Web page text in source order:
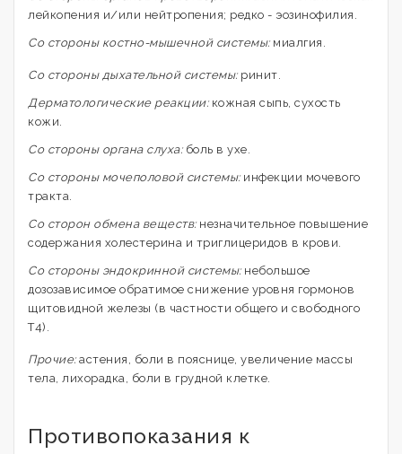
лейкопения и/или нейтропения; редко - эозинофилия.
Со стороны костно-мышечной системы:миалгия.
Со стороны дыхательной системы:ринит.
Дерматологические реакции:кожная сыпь, сухость
кожи.
Со стороны органа слуха:боль в ухе.
Со стороны мочеполовой системы:инфекции мочевого
тракта.
Со сторон обмена веществ:незначительное повышение
содержания холестерина и триглицеридов в крови.
Со стороны эндокринной системы:небольшое
дозозависимое обратимое снижение уровня гормонов
щитовидной железы (в частности общего и свободного
Т4).
Прочие:астения, боли в пояснице, увеличение массы
тела, лихорадка, боли в грудной клетке.
Противопоказания к